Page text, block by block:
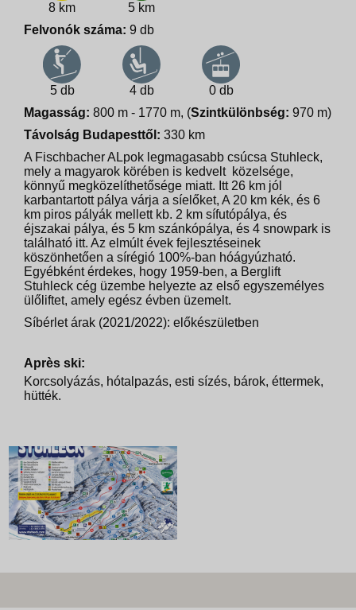
8 km
5 km
Felvonók száma: 9 db
5 db 4 db
0 db
Magasság: 800 m - 1770 m, (Szintkülönbség: 970 m)
Távolság Budapesttől: 330 km
A Fischbacher ALpok legmagasabb csúcsa Stuhleck,
mely a magyarok körében is kedvelt közelsége,
könnyű megközelíthetősége miatt. Itt 26 km jól
karbantartott pálya várja a síelőket, A 20 km kék, és 6
km piros pályák mellett kb. 2 km sífutópálya, és
éjszakai pálya, és 5 km szánkópálya, és 4 snowpark is
található itt. Az elmúlt évek fejlesztéseinek
köszönhetően a sírégió 100%-ban hóágyúzható.
Egyébként érdekes, hogy 1959-ben, a Berglift
Stuhleck cég üzembe helyezte az első egyszemélyes
ülőliftet, amely egész évben üzemelt.
Síbérlet árak (2021/2022): előkészületben
Après ski:
Korcsolyázás, hótalpazás, esti sízés, bárok, éttermek,
hütték.